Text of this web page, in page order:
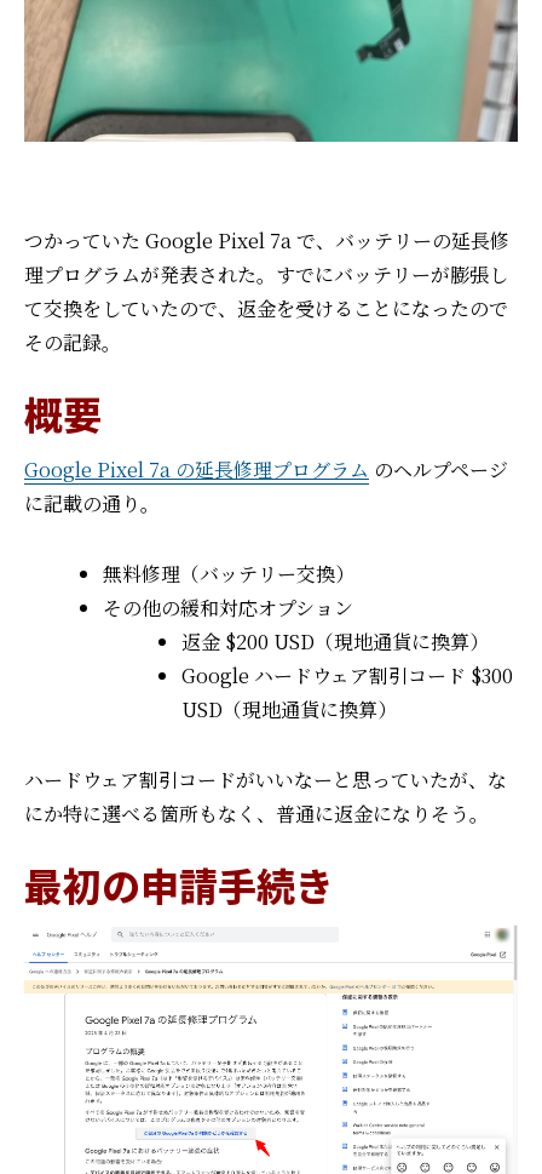
つかっていた Google Pixel 7a で、バッテリーの延長修
理プログラムが発表された。 すでにバッテリーが膨張し
て交換をしていたので、返金を受けることになったので
その記録。
概要
Google Pixel 7a の延長修理プログラム のヘルプページ
に記載の通り。
無料修理（バッテリー交換）
その他の緩和対応オプション
返金 $200 USD（現地通貨に換算）
Google ハードウェア割引コード $300
USD（現地通貨に換算）
ハードウェア割引コードがいいなーと思っていたが、 な
にか特に選べる箇所もなく、普通に返金になりそう。
最初の申請手続き